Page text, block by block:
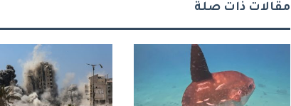
و
مقالات ذات صلة